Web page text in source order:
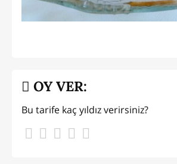
OY VER:
Bu tarife kaç yıldız verirsiniz?